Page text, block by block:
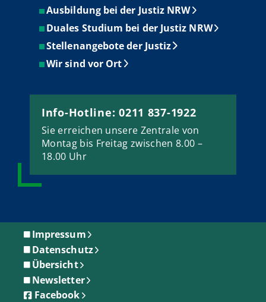
Ausbildung bei der Justiz NRW
Duales Studium bei der Justiz NRW
Stellenangebote der Justiz
Wir sind vor Ort
Info-Hotline: 0211 837-1922
Sie erreichen unsere Zentrale von
Montag bis Freitag zwischen 8.00 –
18.00 Uhr
Impressum
Datenschutz
Übersicht
Newsletter
Facebook